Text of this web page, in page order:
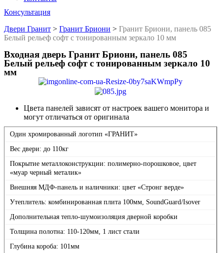
Консультация
Двери Гранит > Гранит Бриони > Гранит Бриони, панель 085
Белый рельеф софт с тонированным зеркало 10 мм
Входная дверь Гранит Бриони, панель 085
Белый рельеф софт с тонированным зеркало 10
мм
Цвета панелей зависят от настроек вашего монитора и
могут отличаться от оригинала
Один хромированный логотип «ГРАНИТ»
Вес двери: до 110кг
Покрытие металлоконструкции: полимерно-порошковое, цвет
«муар черный металик»
Внешняя МДФ-панель и наличники: цвет «Стронг верде»
Утеплитель: комбинированная плита 100мм, SoundGuard/Isover
Дополнительная тепло-шумоизоляция дверной коробки
Толщина полотна: 110-120мм, 1 лист стали
Глубина короба: 101мм